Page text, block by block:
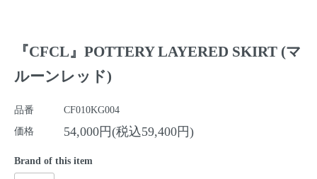
『CFCL』POTTERY LAYERED SKIRT (マ
ルーンレッド)
品番
CF010KG004
価格
54,000円(税込59,400円)
Brand of this item